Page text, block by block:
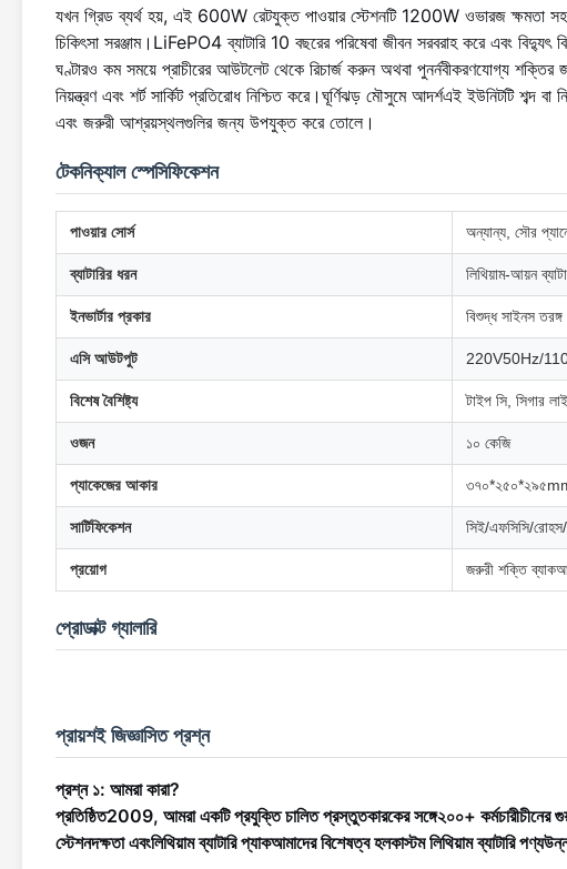
যখন গ্রিড ব্যর্থ হয়, এই 600W রেটযুক্ত পাওয়ার স্টেশনটি 1200W ওভারজ ক্ষমতা সহ
চিকিৎসা সরঞ্জাম।LiFePO4 ব্যাটারি 10 বছরের পরিষেবা জীবন সরবরাহ করে এবং
ঘণ্টারও কম সময়ে প্রাচীরের আউটলেট থেকে রিচার্জ করুন অথবা পুনর্নবীকরণযোগ্য
নিয়ন্ত্রণ এবং শর্ট সার্কিট প্রতিরোধ নিশ্চিত করে।ঘূর্ণিঝড় মৌসুমে আদর্শএই ইউনিটটি শব্দ বা
এবং জরুরী আশ্রয়স্থলগুলির জন্য উপযুক্ত করে তোলে।
টেকনিক্যাল স্পেসিফিকেশন
পাওয়ার সোর্স অন্যান্য, সৌর
ব্যাটারির ধরন লিথিয়াম-আয়ন
ইনভার্টার প্রকার বিশুদ্ধ সাইনস তরঙ্গ
এসি আউটপুট 220V50Hz/
বিশেষ বৈশিষ্ট্য টাইপ সি, সিগার
ওজন ১০ কেজি
প্যাকেজের আকার
সার্টিফিকেশন সিই/এফসিসি/
প্রয়োগ জরুরী শক্তি
প্রোডাক্ট গ্যালারি
প্রায়শই জিজ্ঞাসিত প্রশ্ন
প্রশ্ন ১: আমরা কারা?
প্রতিষ্ঠিত2009, আমরা একটি প্রযুক্তি চালিত প্রস্তুতকারকের সঙ্গে২০০+ কর্মচারীচীনের
স্টেশনদক্ষতা এবংলিথিয়াম ব্যাটারি প্যাকআমাদের বিশেষত্ব হলকাস্টম লিথিয়াম ব্যাটারি পণ্য